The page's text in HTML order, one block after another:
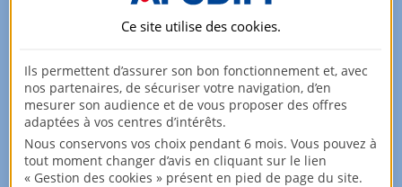
Biens similaires à la vente
Élément 1 sur 3
Ce site utilise des cookies.
Ils permettent d’assurer son bon fonctionnement et, avec
nos partenaires, de sécuriser votre navigation, d’en
mesurer son audience et de vous proposer des offres
adaptées à vos centres d’intérêts.
Nous conservons vos choix pendant 6 mois. Vous pouvez à
tout moment changer d’avis en cliquant sur le lien
« Gestion des cookies » présent en pied de page du site.